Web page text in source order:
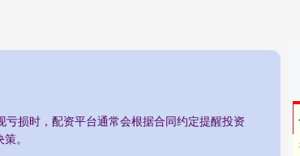
损时，配资平台通常会根据合同约定提醒投资
。